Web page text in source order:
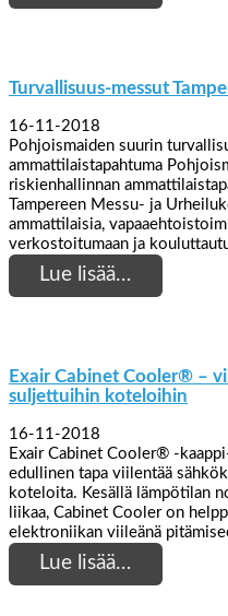
Turvallisuus-messut
16-11-2018
Pohjoismaiden suurin
ammattilaistapahtuma
riskienhallinnan
Tampereen Messu- ja
ammattilaisia,
verkostoitumaan ja
Lue lisää…
Exair Cabinet Cooler® –
suljettuihin koteloihin
16-11-2018
Exair Cabinet Cooler® -
edullinen tapa viilentää
koteloita. Kesällä lämpötilan
liikaa, Cabinet Cooler on
elektroniikan viileänä
Lue lisää…